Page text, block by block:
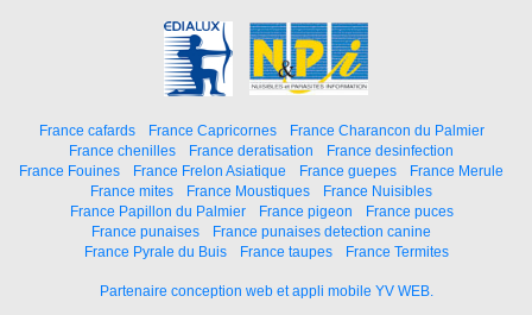
France cafards France Capricornes
France Charancon du Palmier
France chenilles
France deratisation
France desinfection
France Fouines
France Frelon Asiatique France guepes
France Merule
France mites
France Moustiques
France Nuisibles
France Papillon du Palmier
France pigeon
France puces
France punaises
France punaises detection canine
France Pyrale du Buis
France taupes France Termites
Partenaire conception web et appli mobile YV WEB.